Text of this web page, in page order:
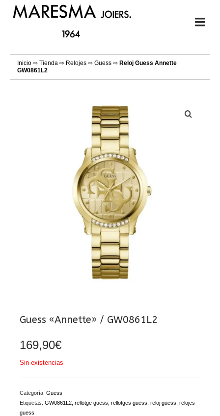
Inicio ⇨ Tienda ⇨ Relojes ⇨ Guess ⇨ Reloj Guess Annette
GW0861L2
Guess «Annette» / GW0861L2
169,90€
Sin existencias
Categoría: Guess
Etiquetas: GW0861L2 rellotge guess rellotges guess reloj guess relojes
guess